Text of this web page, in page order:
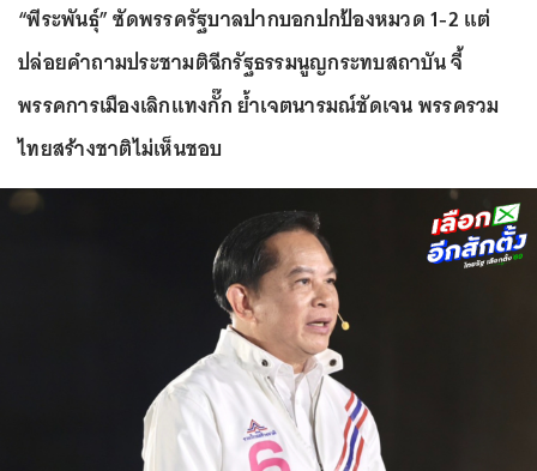
“พีระพันธุ์” ซัดพรรครัฐบาลปากบอกปกป้องหมวด 1-2 แต่
ปล่อยคำถามประชามติฉีกรัฐธรรมนูญกระทบสถาบัน จี้
พรรคการเมืองเลิกแทงกั๊ก ย้ำเจตนารมณ์ชัดเจน พรรครวม
ไทยสร้างชาติไม่เห็นชอบ